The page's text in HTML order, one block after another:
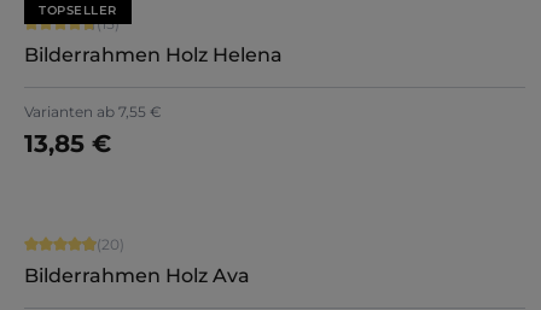
TOPSELLER
Durchschnittliche Bewertung von 4.8 von 5 Sternen
(15)
Bilderrahmen Holz Helena
Varianten ab 7,55 €
13,85 €
Jetzt konfigurieren
Durchschnittliche Bewertung von 4.9 von 5 Sternen
(20)
Bilderrahmen Holz Ava